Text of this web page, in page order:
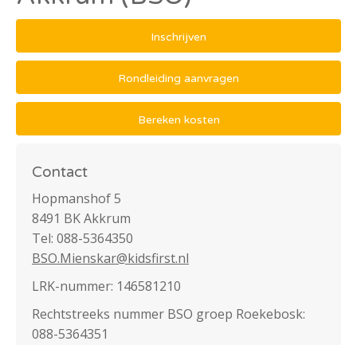
Inschrijven
Rondleiding aanvragen
Bereken kosten
Contact
Hopmanshof 5
8491 BK Akkrum
Tel: 088-5364350
BSO.Mienskar@kidsfirst.nl
LRK-nummer: 146581210
Rechtstreeks nummer BSO groep Roekebosk:
088-5364351